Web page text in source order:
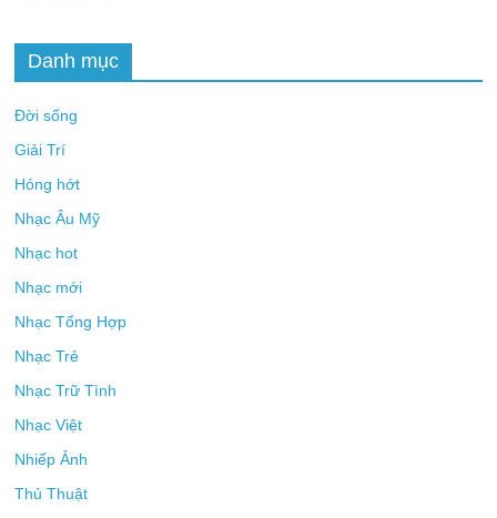
Danh mục
Đời sống
Giải Trí
Hóng hớt
Nhạc Âu Mỹ
Nhạc hot
Nhạc mới
Nhạc Tổng Hợp
Nhạc Trẻ
Nhạc Trữ Tình
Nhạc Việt
Nhiếp Ảnh
Thủ Thuật